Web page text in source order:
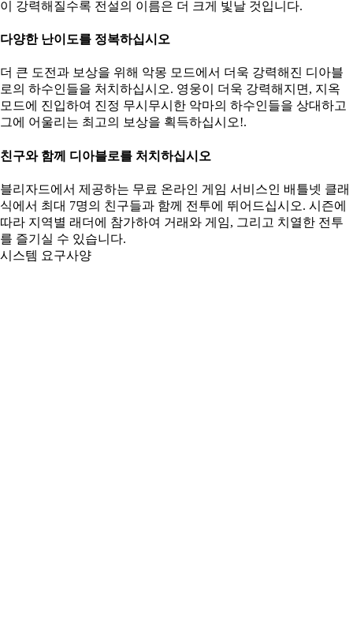
이 강력해질수록 전설의 이름은 더 크게 빛날 것입니다.
다양한 난이도를 정복하십시오
더 큰 도전과 보상을 위해 악몽 모드에서 더욱 강력해진 디아블
로의 하수인들을 처치하십시오. 영웅이 더욱 강력해지면, 지옥
모드에 진입하여 진정 무시무시한 악마의 하수인들을 상대하고
그에 어울리는 최고의 보상을 획득하십시오!.
친구와 함께 디아블로를 처치하십시오
블리자드에서 제공하는 무료 온라인 게임 서비스인 배틀넷 클래
식에서 최대 7명의 친구들과 함께 전투에 뛰어드십시오. 시즌에
따라 지역별 래더에 참가하여 거래와 게임, 그리고 치열한 전투
를 즐기실 수 있습니다.
시스템 요구사양